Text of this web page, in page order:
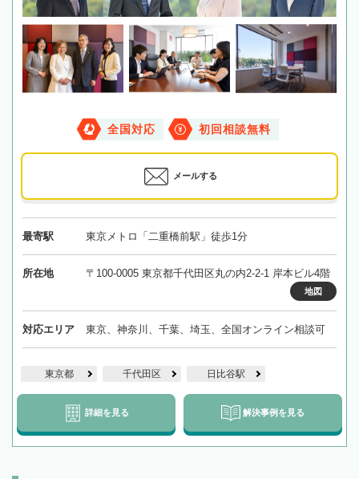
全国対応 初回相談無料
メールする
最寄駅 東京メトロ「二重橋前駅」徒歩1分
所在地 〒100-0005 東京都千代田区丸の内2-2-1 岸本ビル4階
地図
対応エリア 東京、神奈川、千葉、埼玉、全国オンライン相談可
東京都 千代田区 日比谷駅
詳細を見る 解決事例を見る